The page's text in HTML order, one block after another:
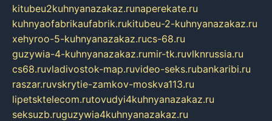
kitubeu2kuhnyanazakaz.runaperekate.ru
kuhnyaofabrikaufabrik.rukitubeu-2-kuhnyanazakaz.ru
xehyroo-5-kuhnyanazakaz.rucs-68.ru
guzywia-4-kuhnyanazakaz.rumir-tk.ruvlknrussia.ru
cs68.ruvladivostok-map.ruvideo-seks.rubankaribi.ru
raszar.ruvskrytie-zamkov-moskva113.ru
lipetsktelecom.rutovudyi4kuhnyanazakaz.ru
seksuzb.ruguzywia4kuhnyanazakaz.ru